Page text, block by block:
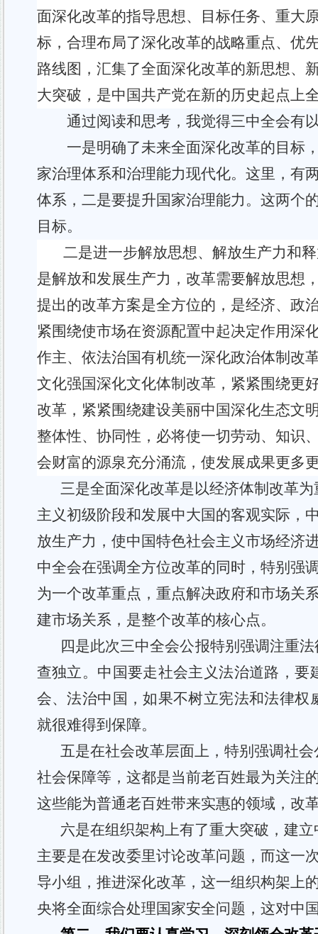
面深化改革的指导思想、目标任务、重大
标，合理布局了深化改革的战略重点、优
路线图，汇集了全面深化改革的新思想、
大突破，是中国共产党在新的历史起点上
通过阅读和思考，我觉得三中全会有
一是明确了未来全面深化改革的目标
家治理体系和治理能力现代化。这里，有
体系，二是要提升国家治理能力。这两个
目标。
二是进一步解放思想、解放生产力和
是解放和发展生产力，改革需要解放思想
提出的改革方案是全方位的，是经济、政
紧围绕使市场在资源配置中起决定作用深
作主、依法治国有机统一深化政治体制改
文化强国深化文化体制改革，紧紧围绕更
改革，紧紧围绕建设美丽中国深化生态文
整体性、协同性，必将使一切劳动、知识
会财富的源泉充分涌流，使发展成果更多
三是全面深化改革是以经济体制改革
主义初级阶段和发展中大国的客观实际，
放生产力，使中国特色社会主义市场经济
中全会在强调全方位改革的同时，特别强
为一个改革重点，重点解决政府和市场关
建市场关系，是整个改革的核心点。
四是此次三中全会公报特别强调注重
查独立。中国要走社会主义法治道路，
会、法治中国，如果不树立宪法和法律
就很难得到保障。
五是在社会改革层面上，特别强调社
社会保障等，这都是当前老百姓最为关注
这些能为普通老百姓带来实惠的领域，改
六是在组织架构上有了重大突破，建
主要是在发改委里讨论改革问题，而这一
导小组，推进深化改革，这一组织构架上
央将全面综合处理国家安全问题，这对中